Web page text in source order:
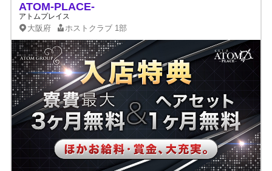
ATOM-PLACE-
アトムプレイス
大阪府 ホストクラブ 1部